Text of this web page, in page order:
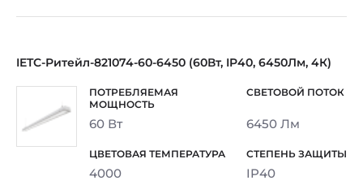
IETC-Ритейл-821074-60-6450 (60Вт, IP40, 6450Лм, 4К)
60 Вт 6450 Лм
4000 IP40